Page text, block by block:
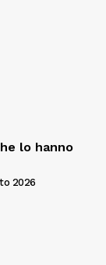
lo hanno
2026